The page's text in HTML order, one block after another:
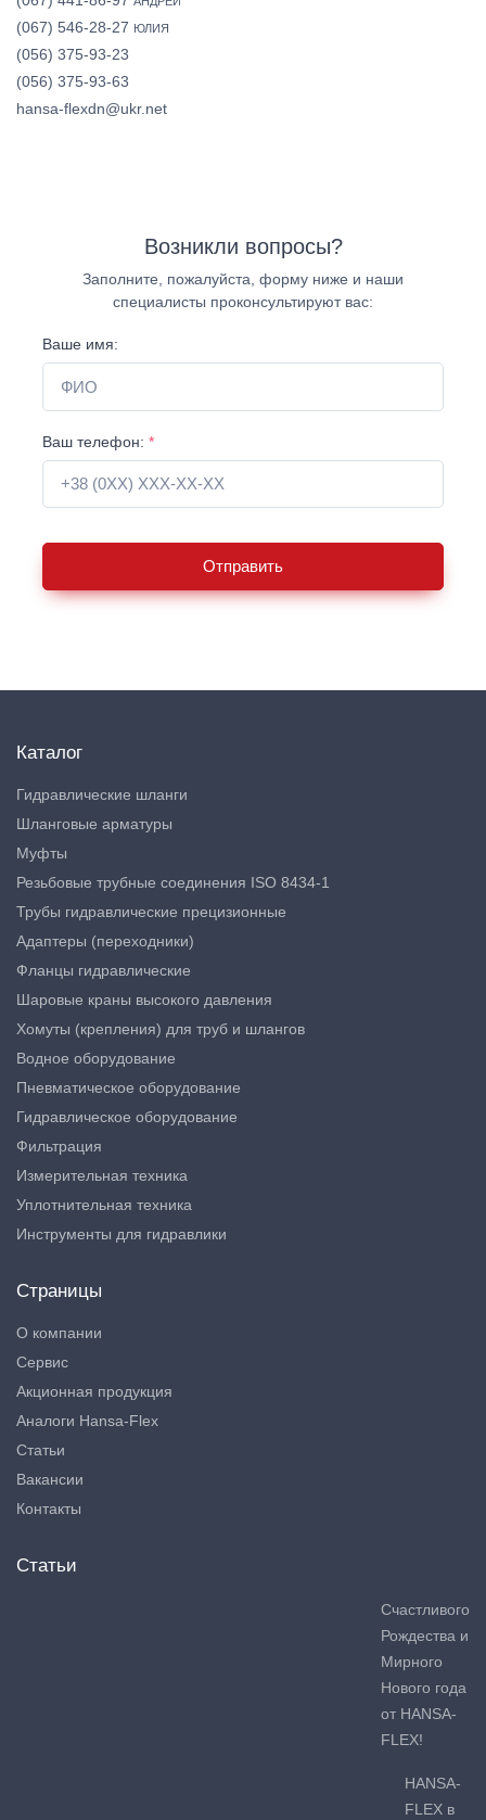
(067) 546-28-27 ЮЛИЯ
(056) 375-93-23
(056) 375-93-63
hansa-flexdn@ukr.net
Возникли вопросы?
Заполните, пожалуйста, форму ниже и наши
специалисты проконсультируют вас:
Ваше имя:
Ваш телефон: *
Отправить
Каталог
Гидравлические шланги
Шланговые арматуры
Муфты
Резьбовые трубные соединения ISO 8434-1
Трубы гидравлические прецизионные
Адаптеры (переходники)
Фланцы гидравлические
Шаровые краны высокого давления
Хомуты (крепления) для труб и шлангов
Водное оборудование
Пневматическое оборудование
Гидравлическое оборудование
Фильтрация
Измерительная техника
Уплотнительная техника
Инструменты для гидравлики
Страницы
О компании
Сервис
Акционная продукция
Аналоги Hansa-Flex
Статьи
Вакансии
Контакты
Статьи
Счастливого
Рождества и
Мирного
Нового года
от HANSA-
FLEX!
HANSA-
FLEX в